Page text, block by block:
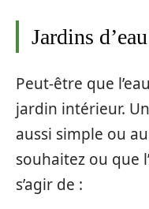
Jardins d’eau
Peut-être que
jardin intérieur.
aussi simple ou
souhaitez ou que
s’agir de :